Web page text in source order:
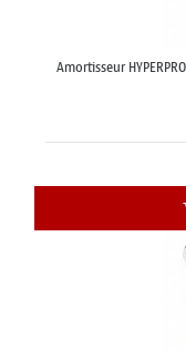
Amortisseur